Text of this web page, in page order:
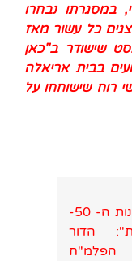
במסגרתו נבחרו
כל עשור מאז
שישודר ב"כאן
בבית אריאלה
רוח שישוחחו על
שני 19.3 בשעה 20:00 – שנות ה- 50-
הדור
הפלמ"ח